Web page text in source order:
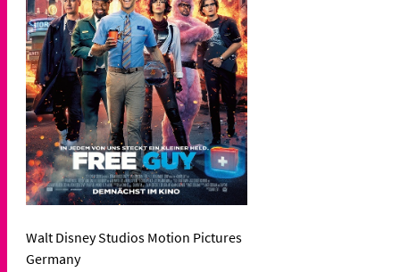
Walt Disney Studios Motion Pictures
Germany